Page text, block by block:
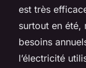
est très
surtout en été,
besoins
l’électricité